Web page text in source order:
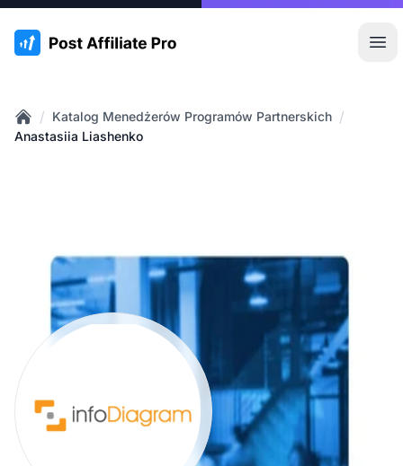
:site.title
Home
/ Katalog Menedżerów Programów Partnerskich /
Anastasiia Liashenko